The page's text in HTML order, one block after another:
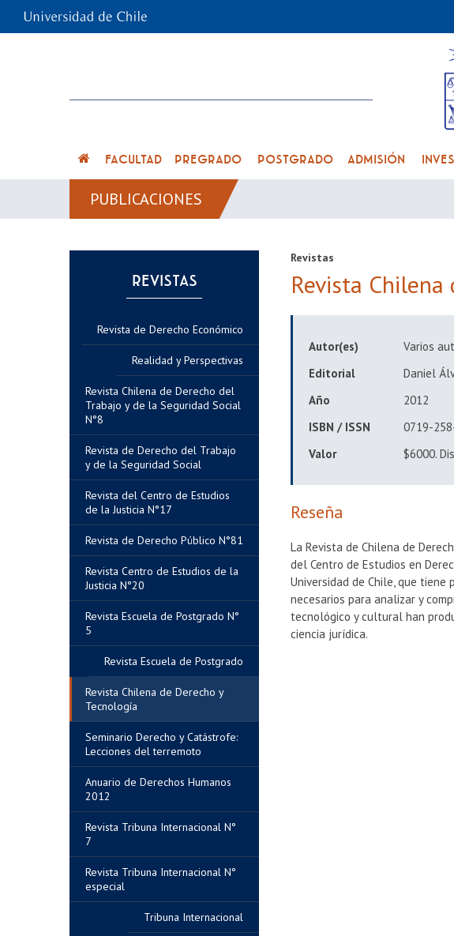
FACULTAD PREGRADO POSTGRADO ADMISIÓN
PUBLICACIONES
REVISTAS
Tribuna Internacional
Revista Tribuna Internacional N°
especial
Revista Tribuna Internacional N°
7
Anuario de Derechos Humanos
2012
Seminario Derecho y Catástrofe:
Lecciones del terremoto
Revista Chilena de Derecho y
Tecnología
Revista Escuela de Postgrado
Revista Escuela de Postgrado N°
5
Revista Centro de Estudios de la
Justicia N°20
Revista de Derecho Público N°81
Revista del Centro de Estudios
de la Justicia N°17
Revista de Derecho del Trabajo
y de la Seguridad Social
Revista Chilena de Derecho del
Trabajo y de la Seguridad Social
N°8
Realidad y Perspectivas
Revista de Derecho Económico
Revistas
Revista Chilena
Autor(es)
Varios
Editorial
Daniel
Año
2012
ISBN / ISSN
0719-
Valor
$6000.
Reseña
La Revista de Chilena de
del Centro de Estudios en
Universidad de Chile, que
necesarios para analizar y
tecnológico y cultural han
ciencia jurídica.